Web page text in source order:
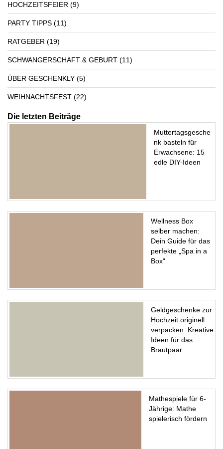
HOCHZEITSFEIER (9)
PARTY TIPPS (11)
RATGEBER (19)
SCHWANGERSCHAFT & GEBURT (11)
ÜBER GESCHENKLY (5)
WEIHNACHTSFEST (22)
Die letzten Beiträge
Muttertagsgesche
nk basteln für
Erwachsene: 15
edle DIY-Ideen
Wellness Box
selber machen:
Dein Guide für das
perfekte „Spa in a
Box“
Geldgeschenke zur
Hochzeit originell
verpacken: Kreative
Ideen für das
Brautpaar
Mathespiele für 6-
Jährige: Mathe
spielerisch fördern